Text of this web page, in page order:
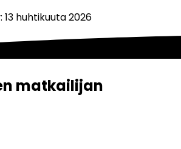
: 13 huhtikuuta 2026
matkailijan